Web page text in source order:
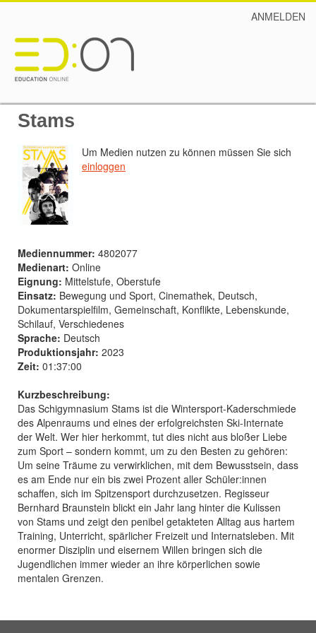
ANMELDEN
Stams
Um Medien nutzen zu können müssen Sie sich
einloggen
Mediennummer: 4802077
Medienart: Online
Eignung: Mittelstufe, Oberstufe
Einsatz: Bewegung und Sport, Cinemathek, Deutsch,
Dokumentarspielfilm, Gemeinschaft, Konflikte, Lebenskunde,
Schilauf, Verschiedenes
Sprache: Deutsch
Produktionsjahr: 2023
Zeit: 01:37:00
Kurzbeschreibung:
Das Schigymnasium Stams ist die Wintersport-Kaderschmiede
des Alpenraums und eines der erfolgreichsten Ski-Internate
der Welt. Wer hier herkommt, tut dies nicht aus bloßer Liebe
zum Sport – sondern kommt, um zu den Besten zu gehören:
Um seine Träume zu verwirklichen, mit dem Bewusstsein, dass
es am Ende nur ein bis zwei Prozent aller Schüler:innen
schaffen, sich im Spitzensport durchzusetzen. Regisseur
Bernhard Braunstein blickt ein Jahr lang hinter die Kulissen
von Stams und zeigt den penibel getakteten Alltag aus hartem
Training, Unterricht, spärlicher Freizeit und Internatsleben. Mit
enormer Disziplin und eisernem Willen bringen sich die
Jugendlichen immer wieder an ihre körperlichen sowie
mentalen Grenzen.